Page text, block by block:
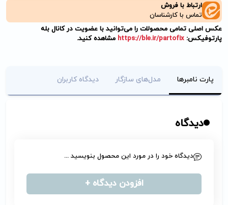
ارتباط با فروش
تماس با کارشناسان
عکس اصلی تمامی محصولات را می‌توانید با عضویت در کانال بله
پارتوفیکس: https://ble.ir/partofix مشاهده کنید.
پارت نامبرها مدل‌های سازگار دیدگاه کاربران
دیدگاه
دیدگاه خود را در مورد این محصول بنویسید ...
افزودن دیدگاه +